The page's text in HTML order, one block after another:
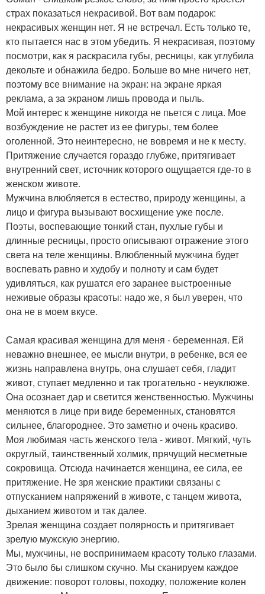
страх показаться некрасивой. Вот вам подарок:
некрасивых женщин нет. Я не встречал. Есть только те,
кто пытается нас в этом убедить. Я некрасивая, поэтому
посмотри, как я раскрасила губы, ресницы, как углубила
декольте и обнажила бедро. Больше во мне ничего нет,
поэтому все внимание на экран: на экране яркая
реклама, а за экраном лишь провода и пыль.
Мой интерес к женщине никогда не пьется с лица. Мое
возбуждение не растет из ее фигуры, тем более
оголенной. Это неинтересно, не вовремя и не к месту.
Притяжение случается гораздо глубже, притягивает
внутренний свет, источник которого ощущается где-то в
женском животе.
Мужчина влюбляется в естество, природу женщины, а
лицо и фигура вызывают восхищение уже после.
Поэты, воспевающие тонкий стан, пухлые губы и
длинные ресницы, просто описывают отражение этого
света на теле женщины. Влюбленный мужчина будет
воспевать равно и худобу и полноту и сам будет
удивляться, как рушатся его заранее выстроенные
неживые образы красоты: надо же, я был уверен, что
она не в моем вкусе.
Самая красивая женщина для меня - беременная. Ей
неважно внешнее, ее мысли внутри, в ребенке, вся ее
жизнь направлена внутрь, она слушает себя, гладит
живот, ступает медленно и так трогательно - неуклюже.
Она осознает дар и светится женственностью. Мужчины
меняются в лице при виде беременных, становятся
сильнее, благороднее. Это заметно и очень красиво.
Моя любимая часть женского тела - живот. Мягкий, чуть
округлый, таинственный холмик, прячущий несметные
сокровища. Отсюда начинается женщина, ее сила, ее
притяжение. Не зря женские практики связаны с
отпусканием напряжений в животе, с танцем живота,
дыханием животом и так далее.
Зрелая женщина создает полярность и притягивает
зрелую мужскую энергию.
Мы, мужчины, не воспринимаем красоту только глазами.
Это было бы слишком скучно. Мы сканируем каждое
движение: поворот головы, походку, положение колен